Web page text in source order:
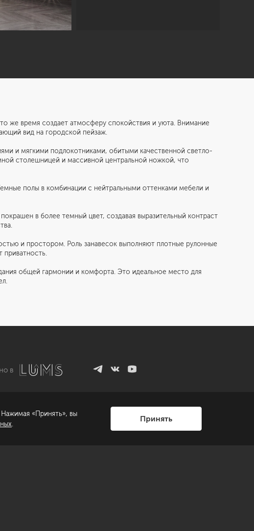
же время создает атмосферу спокойствия и уюта. Внимание
вид на городской пейзаж.
и мягкими подлокотниками, обитыми качественной светло-
столешницей и массивной центральной ножкой, что
полы в комбинации с нейтральными оттенками мебели и
в более темный цвет, создавая выразительный контраст
и простором. Роль занавесок выполняют плотные рулонные
общей гармонии и комфорта. Это идеальное место для
+7 (812) 200-95-55
в
«Принять», вы
.
Принять